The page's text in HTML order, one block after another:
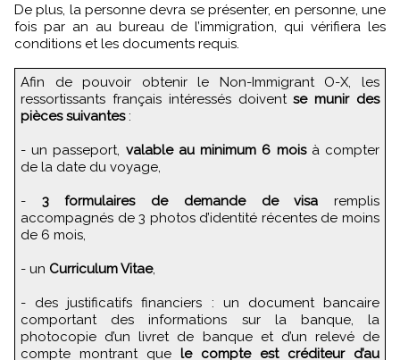
De plus, la personne devra se présenter, en personne, une
fois par an au bureau de l’immigration, qui vérifiera les
conditions et les documents requis.
Afin de pouvoir obtenir le Non-Immigrant O-X, les
ressortissants français intéressés doiventse munir des
pièces suivantes:
- un passeport, valable au minimum 6 moisà compter
de la date du voyage,
- 3 formulaires de demande de visa remplis
accompagnés de 3 photos d’identité récentes de moins
de 6 mois,
- un Curriculum Vitae,
- des justificatifs financiers : un document bancaire
comportant des informations sur la banque, la
photocopie d’un livret de banque et d’un relevé de
compte montrant que le compte est créditeur d’au